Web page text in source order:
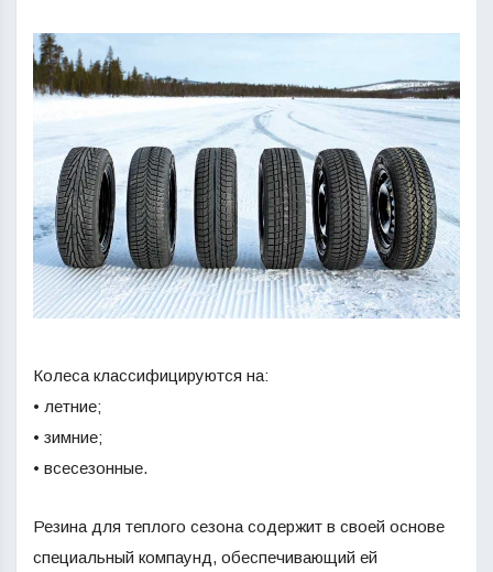
Колеса классифицируются на:
• летние;
• зимние;
• всесезонные.
Резина для теплого сезона содержит в своей основе
специальный компаунд, обеспечивающий ей